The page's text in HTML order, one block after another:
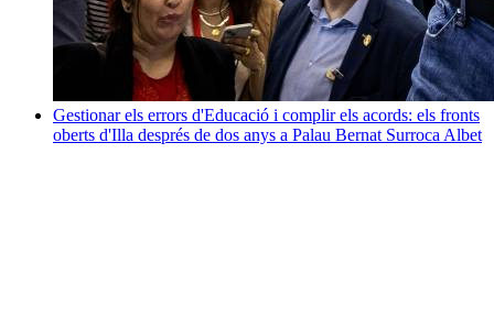
Gestionar els errors d'Educació i complir els acords: els fronts
oberts d'Illa després de dos anys a Palau Bernat Surroca Albet